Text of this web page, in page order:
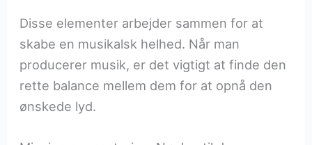
Disse elementer arbejder sammen for at
skabe en musikalsk helhed. Når man
producerer musik, er det vigtigt at finde den
rette balance mellem dem for at opnå den
ønskede lyd.